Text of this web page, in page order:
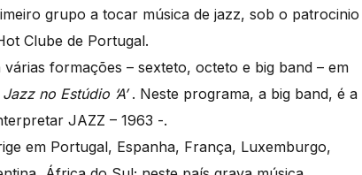
grupo a tocar música de jazz, sob o patrocinio
Clube de Portugal.
formações – sexteto, octeto e big band – em
Jazz no Estúdio ‘A’. Neste programa, a big band, é a
JAZZ – 1963 -.
em Portugal, Espanha, França, Luxemburgo,